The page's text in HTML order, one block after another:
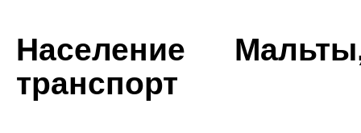
Население
транспорт